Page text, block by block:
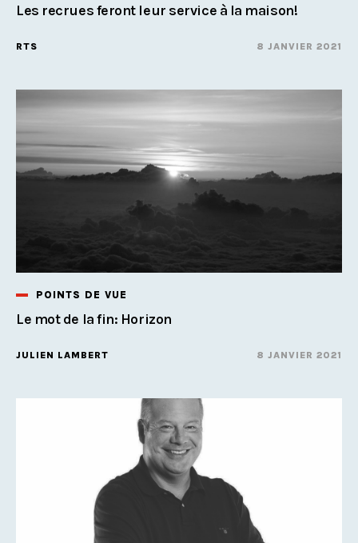
Les recrues feront leur service à la maison!
RTS 8 JANVIER 2021
POINTS DE VUE
Le mot de la fin: Horizon
JULIEN LAMBERT 8 JANVIER 2021